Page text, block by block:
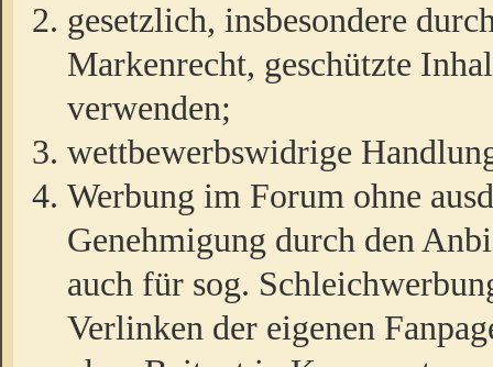
gesetzlich, insbesondere
Markenrecht, geschützte
verwenden;
wettbewerbswidrige
Werbung im Forum ohne
Genehmigung durch den
auch für sog.
Verlinken der eigenen